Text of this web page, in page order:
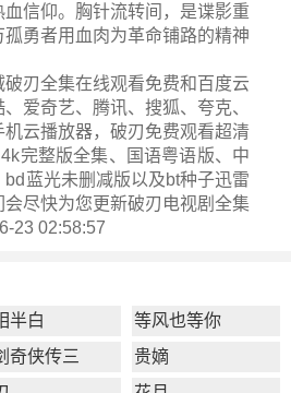
信仰。胸针流转间，是谍影重
勇者用血肉为革命铺路的精神
刃全集在线观看免费和百度云
爱奇艺、腾讯、搜狐、夸克、
云播放器，破刃免费观看超清
完整版全集、国语粤语版、中
蓝光未删减版以及bt种子迅雷
会尽快为您更新破刃电视剧全集
23 02:58:57
半白
等风也等你
奇侠传三
贵嫡